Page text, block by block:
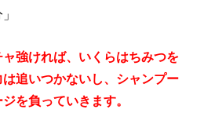
強ければ、いくらはちみつを
追いつかないし、シャンプー
を負っていきます。